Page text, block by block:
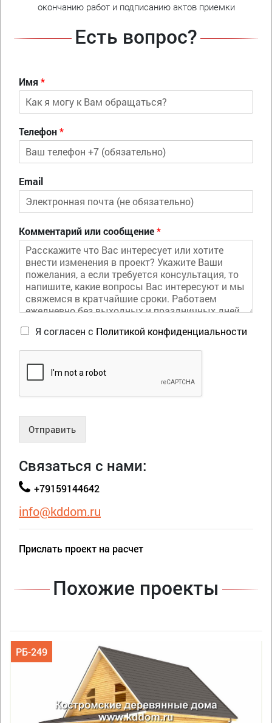
окончанию работ и подписанию актов приемки
Есть вопрос?
Имя *
Телефон*
Email
Комментарий или сообщение*
Я согласен с Политикой конфиденциальности
Отправить
Связаться с нами:
+79159144642
info@kddom.ru
Прислать проект на расчет
Похожие проекты
РБ-249